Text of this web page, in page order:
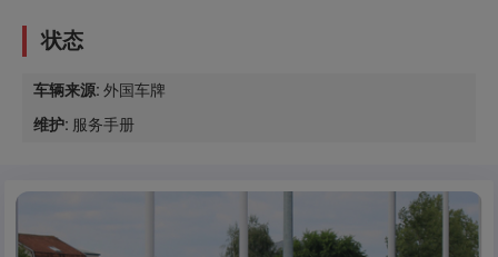
状态
车辆来源: 外国车牌
维护: 服务手册